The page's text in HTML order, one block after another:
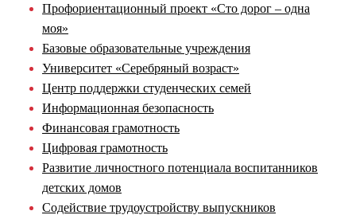
Профориентационный проект «Сто дорог – одна
моя»
Базовые образовательные учреждения
Университет «Серебряный возраст»
Центр поддержки студенческих семей
Информационная безопасность
Финансовая грамотность
Цифровая грамотность
Развитие личностного потенциала воспитанников
детских домов
Содействие трудоустройству выпускников